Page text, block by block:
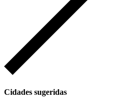
Cidades sugeridas